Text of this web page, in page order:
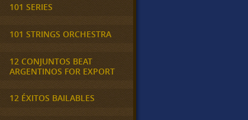
101 SERIES
101 STRINGS ORCHESTRA
12 CONJUNTOS BEAT
ARGENTINOS FOR EXPORT
12 ÉXITOS BAILABLES